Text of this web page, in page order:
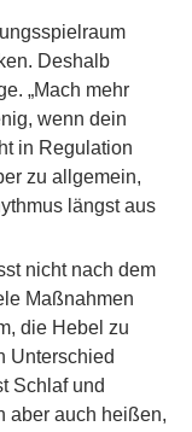
Deshalb
„Mach mehr
wenn dein
in Regulation
zu allgemein,
längst aus
nicht nach dem
Maßnahmen
die Hebel zu
Unterschied
Schlaf und
aber auch heißen,